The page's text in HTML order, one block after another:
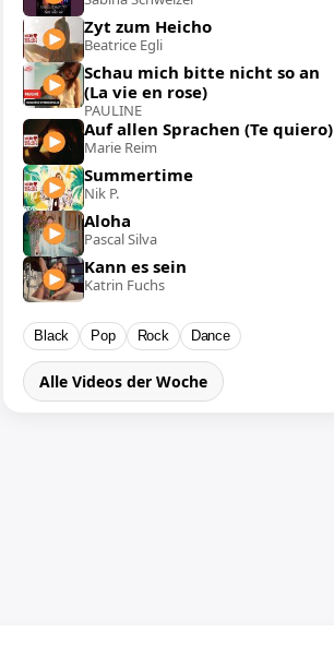
Zyt zum Heicho
Beatrice Egli
Schau mich bitte nicht so an
(La vie en rose)
PAULINE
Auf allen Sprachen (Te quiero)
Marie Reim
Summertime
Nik P.
Aloha
Pascal Silva
Kann es sein
Katrin Fuchs
Black Pop Rock Dance
Alle Videos der Woche